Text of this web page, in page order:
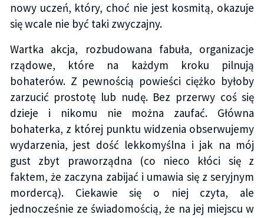
nowy uczeń, który, choć nie jest kosmitą, okazuje
się wcale nie być taki zwyczajny.
Wartka akcja, rozbudowana fabuła, organizacje
rządowe, które na każdym kroku pilnują
bohaterów. Z pewnością powieści ciężko byłoby
zarzucić prostotę lub nudę. Bez przerwy coś się
dzieje i nikomu nie można zaufać. Główna
bohaterka, z której punktu widzenia obserwujemy
wydarzenia, jest dość lekkomyślna i jak na mój
gust zbyt praworządna (co nieco kłóci się z
faktem, że zaczyna zabijać i umawia się z seryjnym
mordercą). Ciekawie się o niej czyta, ale
jednocześnie ze świadomością, że na jej miejscu w